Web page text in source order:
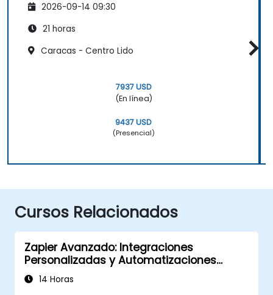
2026-09-14 09:30
21 horas
Caracas - Centro Lido
7937 USD
(En línea)
9437 USD
(Presencial)
Cursos Relacionados
Zapier Avanzado: Integraciones
Personalizadas y Automatizaciones
Multipaso
14 Horas